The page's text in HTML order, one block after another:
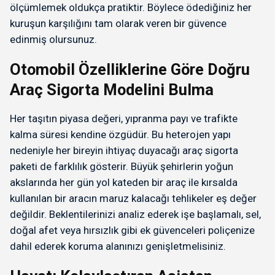
ölçümlemek oldukça pratiktir. Böylece ödediğiniz her
kuruşun karşılığını tam olarak veren bir güvence
edinmiş olursunuz.
Otomobil Özelliklerine Göre Doğru
Araç Sigorta Modelini Bulma
Her taşıtın piyasa değeri, yıpranma payı ve trafikte
kalma süresi kendine özgüdür. Bu heterojen yapı
nedeniyle her bireyin ihtiyaç duyacağı araç sigorta
paketi de farklılık gösterir. Büyük şehirlerin yoğun
akslarında her gün yol kateden bir araç ile kırsalda
kullanılan bir aracın maruz kalacağı tehlikeler eş değer
değildir. Beklentilerinizi analiz ederek işe başlamalı, sel,
doğal afet veya hırsızlık gibi ek güvenceleri poliçenize
dahil ederek koruma alanınızı genişletmelisiniz.